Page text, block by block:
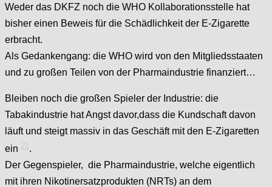
Weder das DKFZ noch die WHO Kollaborationsstelle hat
bisher einen Beweis für die Schädlichkeit der E-Zigarette
erbracht.
Als Gedankengang: die WHO wird von den Mitgliedsstaaten
und zu großen Teilen von der Pharmaindustrie finanziert…
Bleiben noch die großen Spieler der Industrie: die
Tabakindustrie hat Angst davor,dass die Kundschaft davon
läuft und steigt massiv in das Geschäft mit den E-Zigaretten
ein
.
Der Gegenspieler, die Pharmaindustrie, welche eigentlich
mit ihren Nikotinersatzprodukten (NRTs) an dem